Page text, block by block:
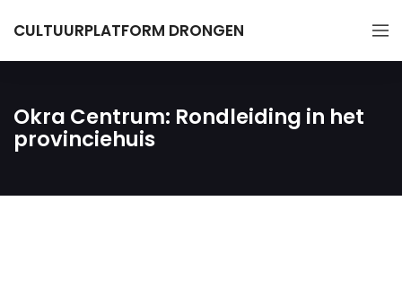
CULTUURPLATFORM DRONGEN
Okra Centrum: Rondleiding in het
provinciehuis